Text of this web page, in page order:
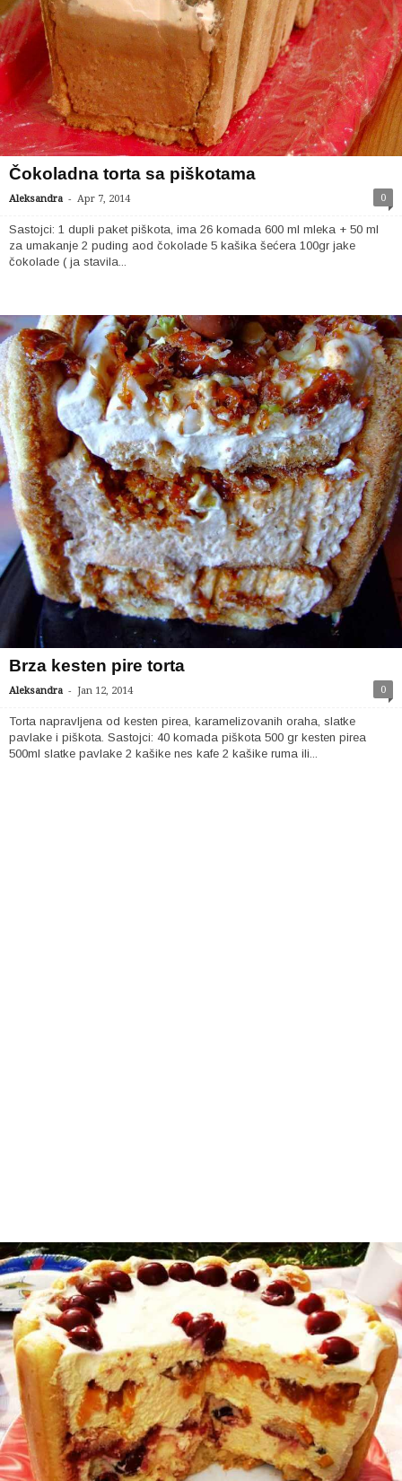
Čokoladna torta sa piškotama
Aleksandra - Apr 7, 2014 0
Sastojci: 1 dupli paket piškota, ima 26 komada 600 ml mleka + 50 ml
za umakanje 2 puding aod čokolade 5 kašika šećera 100gr jake
čokolade ( ja stavila...
Brza kesten pire torta
Aleksandra - Jan 12, 2014 0
Torta napravljena od kesten pirea, karamelizovanih oraha, slatke
pavlake i piškota. Sastojci: 40 komada piškota 500 gr kesten pirea
500ml slatke pavlake 2 kašike nes kafe 2 kašike ruma ili...